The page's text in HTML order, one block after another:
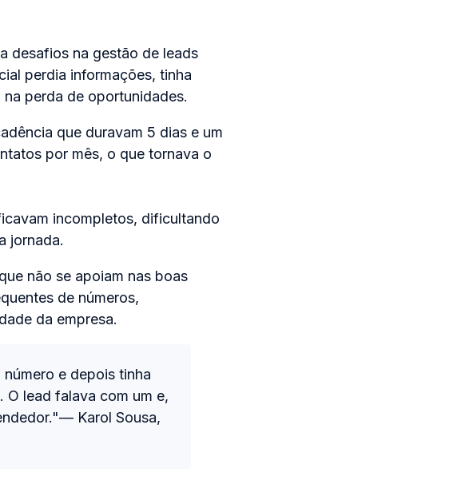
desafios na gestão de leads
perdia informações, tinha
perda de oportunidades.
que duravam 5 dias e um
por mês, o que tornava o
incompletos, dificultando
jornada.
não se apoiam nas boas
de números,
da empresa.
e depois tinha
O lead falava com um e,
Karol Sousa,